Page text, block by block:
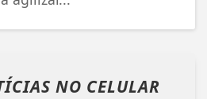
NO CELULAR